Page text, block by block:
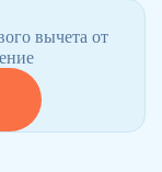
вычета от